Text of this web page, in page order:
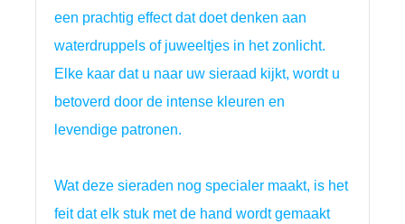
een prachtig effect dat doet denken aan
waterdruppels of juweeltjes in het zonlicht.
Elke kaar dat u naar uw sieraad kijkt, wordt u
betoverd door de intense kleuren en
levendige patronen.
Wat deze sieraden nog specialer maakt, is het
feit dat elk stuk met de hand wordt gemaakt